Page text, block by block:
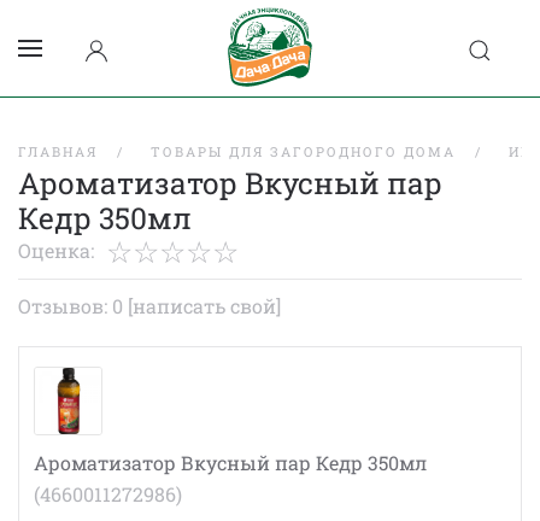
ГЛАВНАЯ ТОВАРЫ ДЛЯ ЗАГОРОДНОГО ДОМА
Ароматизатор Вкусный пар
Кедр 350мл
Оценка:
Отзывов: 0 [написать свой]
Ароматизатор Вкусный пар Кедр 350мл
(4660011272986)